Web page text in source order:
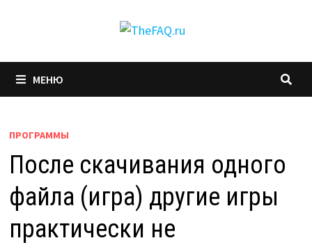
МЕНЮ
ПРОГРАММЫ
После скачивания одного
файла (игра) другие игры
практически не